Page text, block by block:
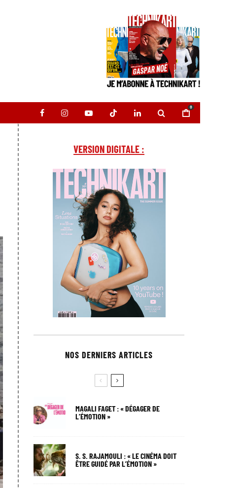
0
VERSION DIGITALE :
NOS DERNIERS ARTICLES
MAGALI FAGET : « DÉGAGER DE
L’ÉMOTION »
S. S. RAJAMOULI : « LE CINÉMA DOIT
ÊTRE GUIDÉ PAR L’ÉMOTION »